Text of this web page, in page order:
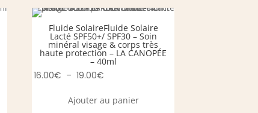
Fluide SolaireFluide Solaire
Lacté SPF50+/ SPF30 – Soin
minéral visage & corps très
haute protection – LA CANOPÉE
– 40ml
16.00€ – 19.00€
prix :
Ajouter au panier